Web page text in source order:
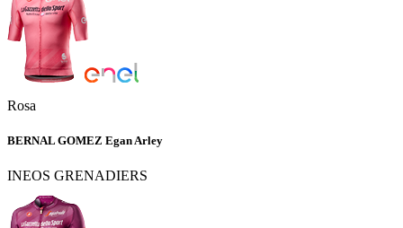
Rosa
BERNAL GOMEZ Egan Arley
INEOS GRENADIERS